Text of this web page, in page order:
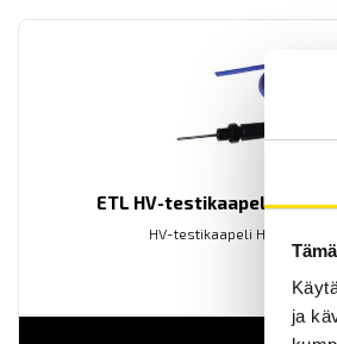
ja
ETL HV-testikaapeli
HV-testikaapeli HVP06C-